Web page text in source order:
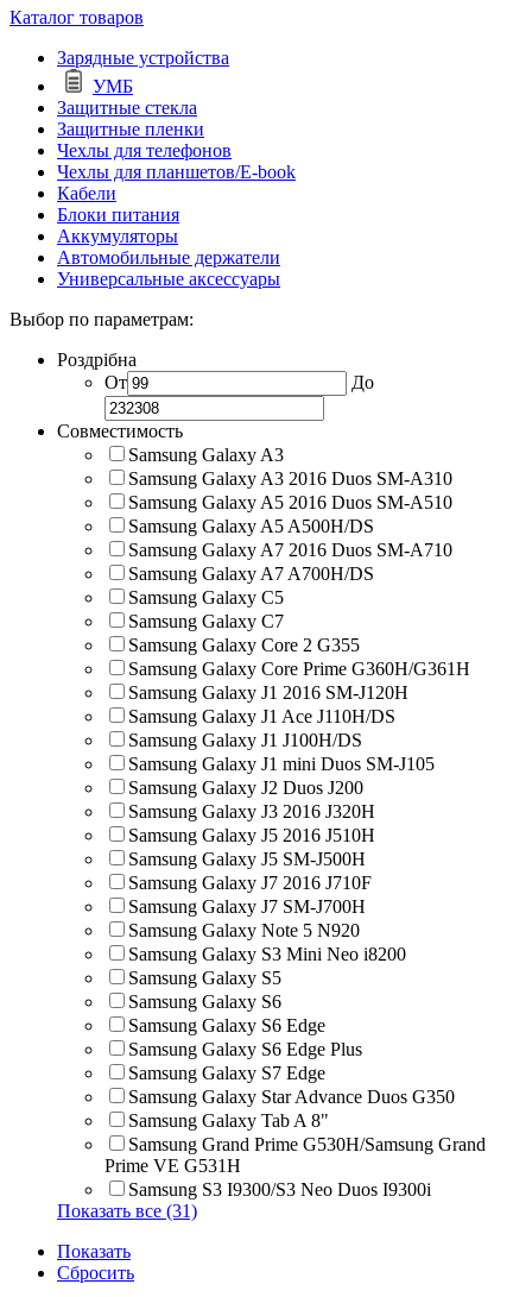
Каталог товаров
Зарядные устройства
УМБ
Защитные стекла
Защитные пленки
Чехлы для телефонов
Чехлы для планшетов/E-book
Кабели
Блоки питания
Аккумуляторы
Автомобильные держатели
Универсальные аксессуары
Выбор по параметрам:
Роздрібна
От
До
Совместимость
Samsung Galaxy A3
Samsung Galaxy A3 2016 Duos SM-A310
Samsung Galaxy A5 2016 Duos SM-A510
Samsung Galaxy A5 A500H/DS
Samsung Galaxy A7 2016 Duos SM-A710
Samsung Galaxy A7 A700H/DS
Samsung Galaxy C5
Samsung Galaxy C7
Samsung Galaxy Core 2 G355
Samsung Galaxy Core Prime G360H/G361H
Samsung Galaxy J1 2016 SM-J120H
Samsung Galaxy J1 Ace J110H/DS
Samsung Galaxy J1 J100H/DS
Samsung Galaxy J1 mini Duos SM-J105
Samsung Galaxy J2 Duos J200
Samsung Galaxy J3 2016 J320H
Samsung Galaxy J5 2016 J510H
Samsung Galaxy J5 SM-J500H
Samsung Galaxy J7 2016 J710F
Samsung Galaxy J7 SM-J700H
Samsung Galaxy Note 5 N920
Samsung Galaxy S3 Mini Neo i8200
Samsung Galaxy S5
Samsung Galaxy S6
Samsung Galaxy S6 Edge
Samsung Galaxy S6 Edge Plus
Samsung Galaxy S7 Edge
Samsung Galaxy Star Advance Duos G350
Samsung Galaxy Tab A 8"
Samsung Grand Prime G530H/Samsung Grand
Prime VE G531H
Samsung S3 I9300/S3 Neo Duos I9300i
Показать все (31)
Показать
Сбросить